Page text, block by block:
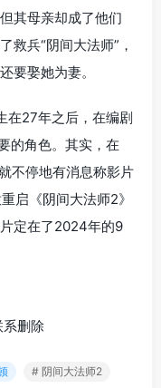
其母亲却成了他们
救兵“阴间大法师”，
要娶她为妻。
在27年之后，在编剧
的角色。其实，在
不停地有消息称影片
启《阴间大法师2》
定在了2024年的9
删除
# 阴间大法师2